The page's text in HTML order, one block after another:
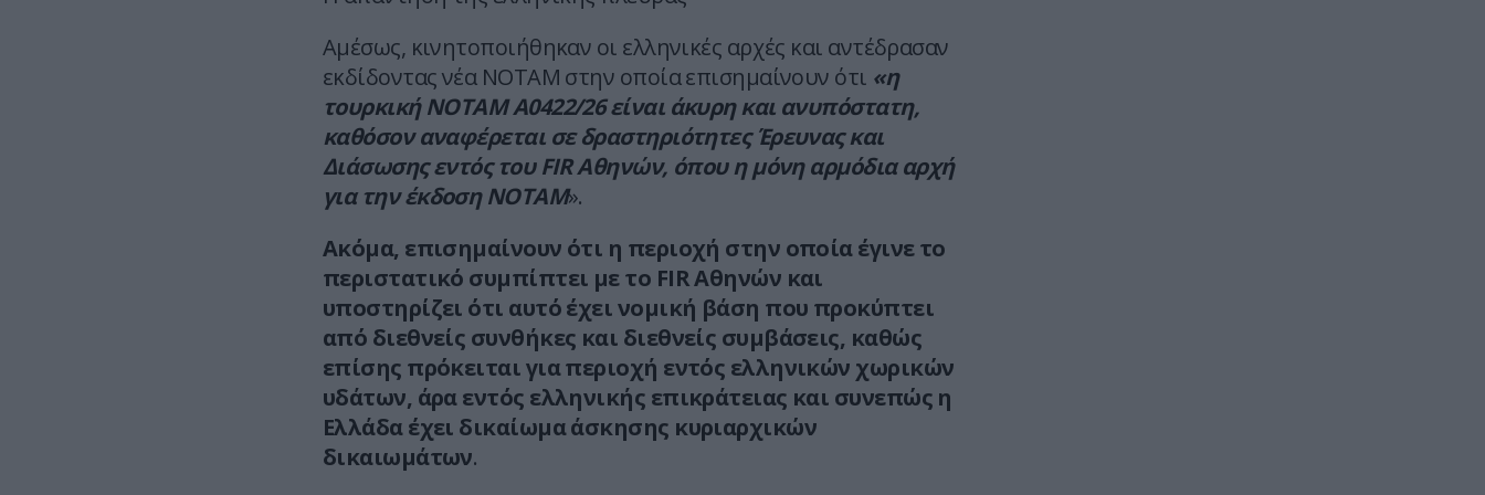
Αμέσως, κινητοποιήθηκαν οι ελληνικές αρχές και αντέδρασαν
εκδίδοντας νέα NOTAM στην οποία επισημαίνουν ότι «η
τουρκική NOTAM A0422/26 είναι άκυρη και ανυπόστατη,
καθόσον αναφέρεται σε δραστηριότητες Έρευνας και
Διάσωσης εντός του FIR Αθηνών, όπου η μόνη αρμόδια αρχή
για την έκδοση NOTAM».
Ακόμα, επισημαίνουν ότι η περιοχή στην οποία έγινε το
περιστατικό συμπίπτει με το FIR Αθηνών και
υποστηρίζει ότι αυτό έχει νομική βάση που προκύπτει
από διεθνείς συνθήκες και διεθνείς συμβάσεις, καθώς
επίσης πρόκειται για περιοχή εντός ελληνικών χωρικών
υδάτων, άρα εντός ελληνικής επικράτειας και συνεπώς η
Ελλάδα έχει δικαίωμα άσκησης κυριαρχικών
δικαιωμάτων.